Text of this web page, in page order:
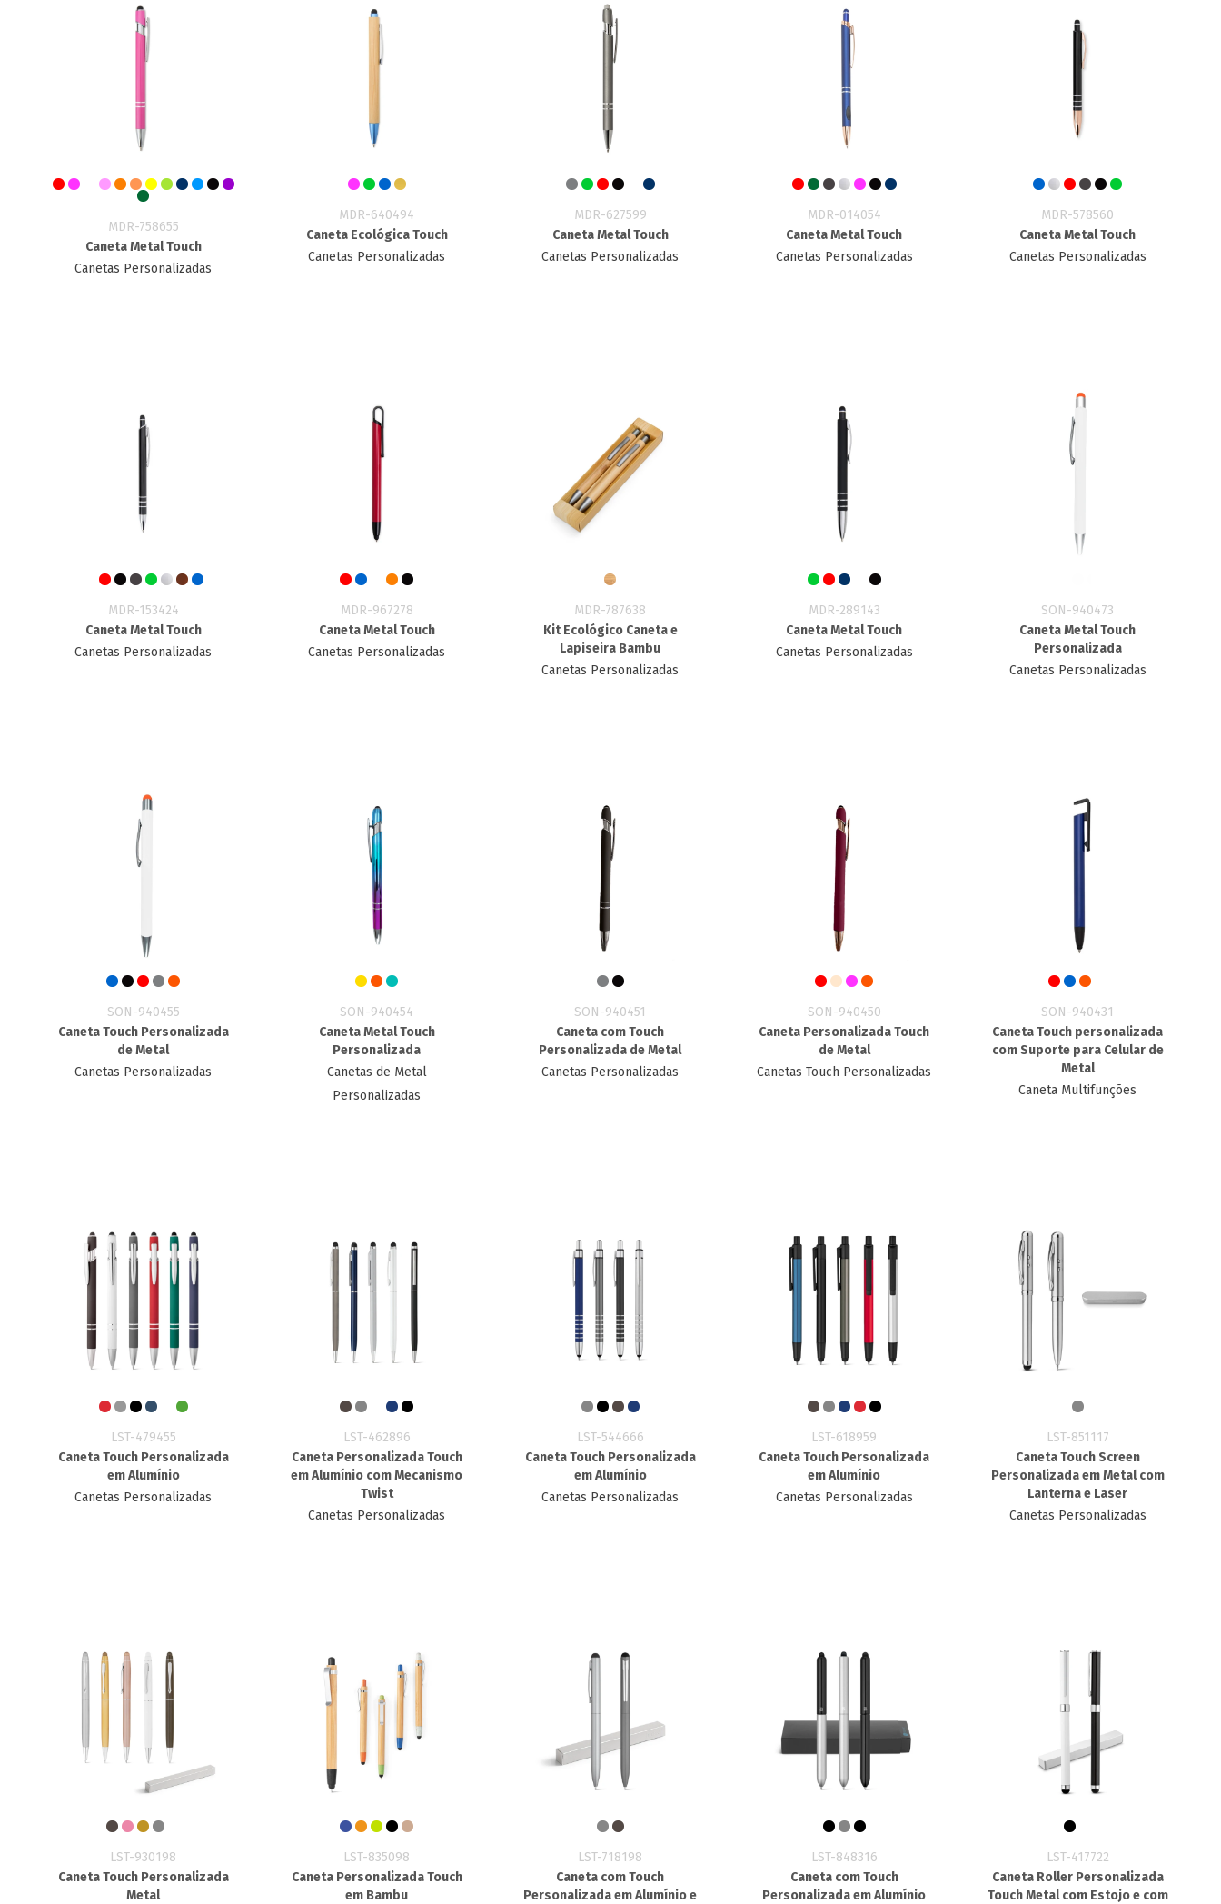
MDR-758655
Caneta Metal Touch
Canetas Personalizadas
MDR-640494
Caneta Ecológica Touch
Canetas Personalizadas
MDR-627599
Caneta Metal Touch
Canetas Personalizadas
MDR-014054
Caneta Metal Touch
Canetas Personalizadas
MDR-578560
Caneta Metal Touch
Canetas Personalizadas
MDR-153424
Caneta Metal Touch
Canetas Personalizadas
MDR-967278
Caneta Metal Touch
Canetas Personalizadas
MDR-787638
Kit Ecológico Caneta e
Lapiseira Bambu
Canetas Personalizadas
MDR-289143
Caneta Metal Touch
Canetas Personalizadas
SON-940473
Caneta Metal Touch
Personalizada
Canetas Personalizadas
SON-940455
Caneta Touch Personalizada
de Metal
Canetas Personalizadas
SON-940454
Caneta Metal Touch
Personalizada
Canetas de Metal
Personalizadas
SON-940451
Caneta com Touch
Personalizada de Metal
Canetas Personalizadas
SON-940450
Caneta Personalizada Touch
de Metal
Canetas Touch Personalizadas
SON-940431
Caneta Touch personalizada
com Suporte para Celular de
Metal
Caneta Multifunções
LST-479455
Caneta Touch Personalizada
em Alumínio
Canetas Personalizadas
LST-462896
Caneta Personalizada Touch
em Alumínio com Mecanismo
Twist
Canetas Personalizadas
LST-544666
Caneta Touch Personalizada
em Alumínio
Canetas Personalizadas
LST-618959
Caneta Touch Personalizada
em Alumínio
Canetas Personalizadas
LST-851117
Caneta Touch Screen
Personalizada em Metal com
Lanterna e Laser
Canetas Personalizadas
LST-930198
Caneta Touch Personalizada
Metal
LST-835098
Caneta Personalizada Touch
em Bambu
LST-718198
Caneta com Touch
Personalizada em Alumínio e
LST-848316
Caneta com Touch
Personalizada em Alumínio
LST-417722
Caneta Roller Personalizada
Touch Metal com Estojo e com